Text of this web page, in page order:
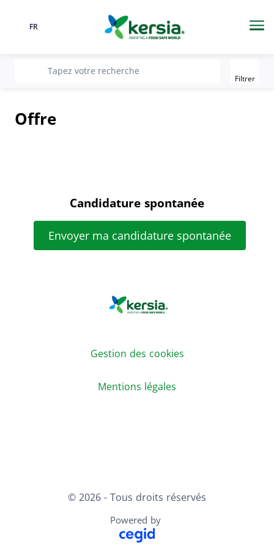
Langue
FR
recherche
Tapez votre recherche
Filtrer
Offre
Candidature spontanée
Envoyer ma candidature spontanée
Gestion des cookies
Mentions légales
© 2026 - Tous droits réservés
Powered by